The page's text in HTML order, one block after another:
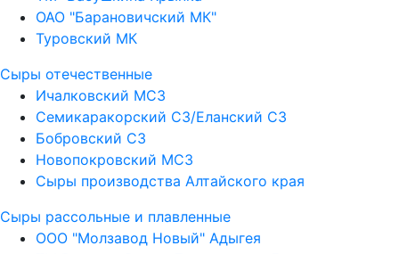
ОАО "Барановичский МК"
Туровский МК
Сыры отечественные
Ичалковский МСЗ
Семикаракорский СЗ/Еланский СЗ
Бобровский СЗ
Новопокровский МСЗ
Сыры производства Алтайского края
Сыры рассольные и плавленные
ООО "Молзавод Новый" Адыгея